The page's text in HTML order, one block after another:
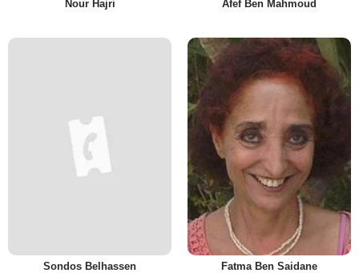
Nour Hajri Afef Ben Mahmoud
Sondos Belhassen Fatma Ben Saidane